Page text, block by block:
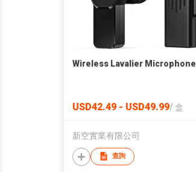
Wireless Lavalier Microphone
USD42.49 - USD49.99/ 盒
新空實業有限公司
查詢